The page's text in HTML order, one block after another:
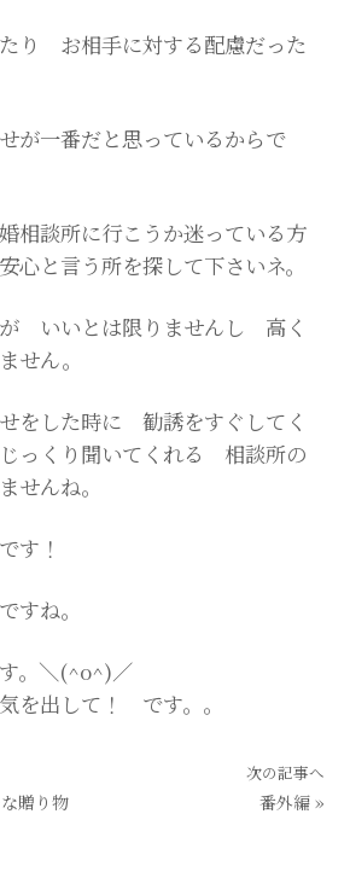
り お相手に対する配慮だった
が一番だと思っているからで
相談所に行こうか迷っている方
心と言う所を探して下さいネ。
いいとは限りませんし 高く
せん。
をした時に 勧誘をすぐしてく
っくり聞いてくれる 相談所の
せんね。
す！
すね。
。＼(^o^)／
を出して！ です。。
贈り物
次の記事へ
番外編 »